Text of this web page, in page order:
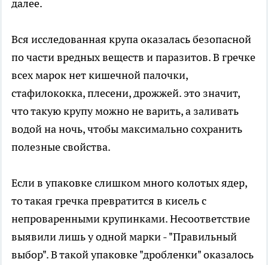
далее.
Вся исследованная крупа оказалась безопасной
по части вредных веществ и паразитов. В гречке
всех марок нет кишечной палочки,
стафилококка, плесени, дрожжей. это значит,
что такую крупу можно не варить, а заливать
водой на ночь, чтобы максимально сохранить
полезные свойства.
Если в упаковке слишком много колотых ядер,
то такая гречка превратится в кисель с
непроваренными крупинками. Несоответствие
выявили лишь у одной марки - "Правильный
выбор". В такой упаковке "дробленки" оказалось